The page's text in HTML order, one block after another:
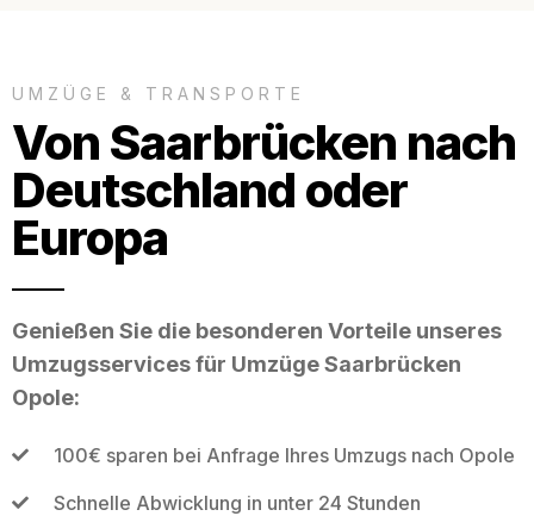
UMZÜGE & TRANSPORTE
Von Saarbrücken nach
Deutschland oder
Europa
Genießen Sie die besonderen Vorteile unseres
Umzugsservices für Umzüge Saarbrücken
Opole:
100€ sparen bei Anfrage Ihres Umzugs nach Opole
Schnelle Abwicklung in unter 24 Stunden